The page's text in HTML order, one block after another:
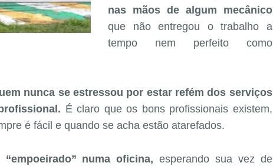
nas mãos de algum mecânico
que não entregou o trabalho a
tempo nem perfeito como
nunca se estressou por estar refém dos serviços
É claro que os bons profissionais existem,
é fácil e quando se acha estão atarefados.
numa oficina, esperando sua vez de